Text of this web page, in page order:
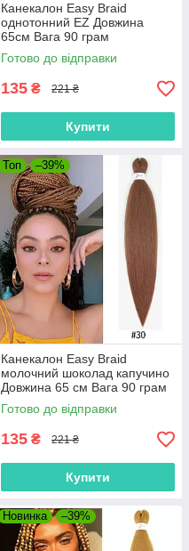
Канекалон Easy Braid
однотонний EZ Довжина
65см Вага 90 грам
Низькотемпературний
матеріал 100-150 °C
Готово до відправки
135 ₴ 221 ₴
Купити
Топ –39%
Канекалон Easy Braid
молочний шоколад капучино
Довжина 65 см Вага 90 грам
Низькотемпературний 100-
150 ° С 30#EZ
Готово до відправки
135 ₴ 221 ₴
Купити
Новинка –39%